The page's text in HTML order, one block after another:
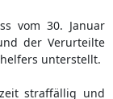
vom 30. Januar
der Verurteilte
unterstellt.
straffällig und